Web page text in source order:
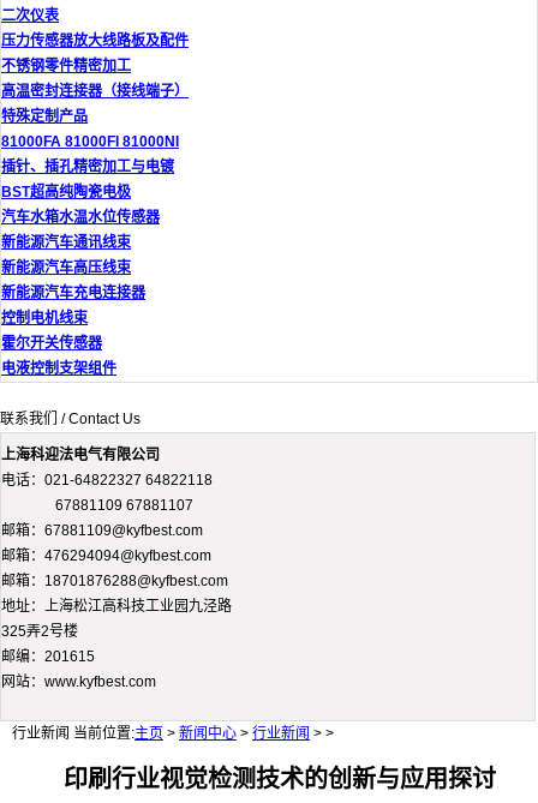
二次仪表
压力传感器放大线路板及配件
不锈钢零件精密加工
高温密封连接器（接线端子）
特殊定制产品
81000FA 81000FI 81000NI
插针、插孔精密加工与电镀
BST超高纯陶瓷电极
汽车水箱水温水位传感器
新能源汽车通讯线束
新能源汽车高压线束
新能源汽车充电连接器
控制电机线束
霍尔开关传感器
电液控制支架组件
联系我们 / Contact Us
上海科迎法电气有限公司
电话：021-64822327 64822118
67881109 67881107
邮箱：67881109@kyfbest.com
邮箱：476294094@kyfbest.com
邮箱：18701876288@kyfbest.com
地址：上海松江高科技工业园九泾路
325弄2号楼
邮编：201615
网站：www.kyfbest.com
行业新闻 当前位置:主页 > 新闻中心 > 行业新闻 > >
印刷行业视觉检测技术的创新与应用探讨